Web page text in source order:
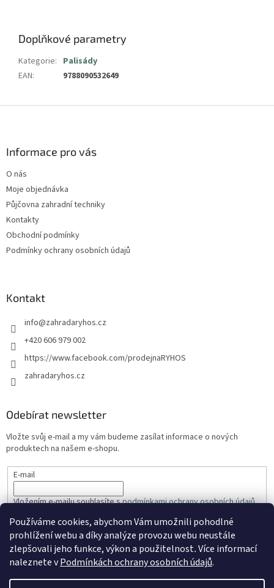
Používáme cookies, abychom Vám umožnili pohodlné
prohlížení webu a díky analýze provozu webu neustále
zlepšovali jeho funkce, výkon a použitelnost.Více informací
naleznete vPodmínkách ochrany osobních údajů.
Doplňkové parametry
Kategorie: Palisády
EAN: 9788090532649
Informace pro vás
O nás
Moje objednávka
Půjčovna zahradní techniky
Kontakty
Obchodní podmínky
Podmínky ochrany osobních údajů
Kontakt
info@zahradaryhos.cz
+420 606 979 002
https://www.facebook.com/prodejnaRYHOS
zahradaryhos.cz
Odebírat newsletter
Vložte svůj e-mail a my vám budeme zasílat informace o nových
produktech na našem e-shopu.
E-mail
Vložením e-mailu souhlasíte spodmínkami ochrany osobních údajů
PŘIHLÁSIT SE